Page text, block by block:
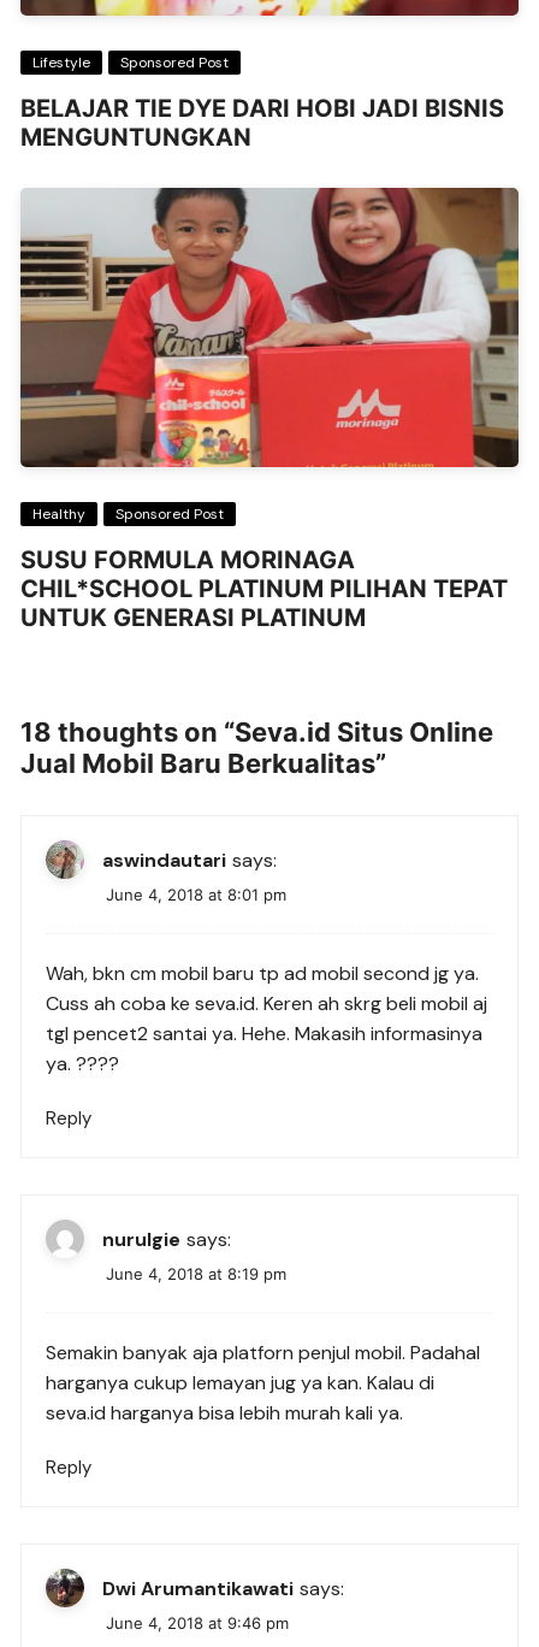
Lifestyle Sponsored Post
BELAJAR TIE DYE DARI HOBI JADI BISNIS
MENGUNTUNGKAN
Healthy Sponsored Post
SUSU FORMULA MORINAGA
CHIL*SCHOOL PLATINUM PILIHAN TEPAT
UNTUK GENERASI PLATINUM
18 thoughts on “Seva.id Situs Online
Jual Mobil Baru Berkualitas”
aswindautari says:
June 4, 2018 at 8:01 pm
Wah, bkn cm mobil baru tp ad mobil second jg ya.
Cuss ah coba ke seva.id. Keren ah skrg beli mobil aj
tgl pencet2 santai ya. Hehe. Makasih informasinya
ya. ????
Reply
nurulgie says:
June 4, 2018 at 8:19 pm
Semakin banyak aja platforn penjul mobil. Padahal
harganya cukup lemayan jug ya kan. Kalau di
seva.id harganya bisa lebih murah kali ya.
Reply
Dwi Arumantikawati says:
June 4, 2018 at 9:46 pm